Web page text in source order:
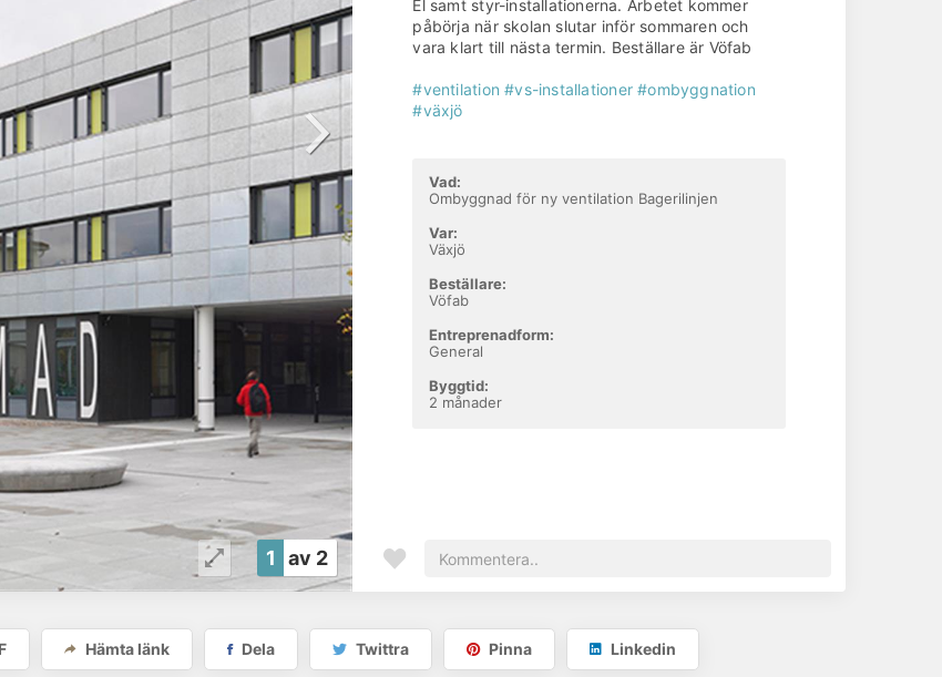
1 av 2
El samt styr-installationerna. Arbetet kommer
påbörja när skolan slutar inför sommaren och
vara klart till nästa termin. Beställare är Vöfab
#ventilation #vs-installationer #ombyggnation
#växjö
Vad:
Ombyggnad för ny ventilation Bagerilinjen
Var:
Växjö
Beställare:
Vöfab
Entreprenadform:
General
Byggtid:
2 månader
Hämta länk Dela Twittra Pinna Linkedin